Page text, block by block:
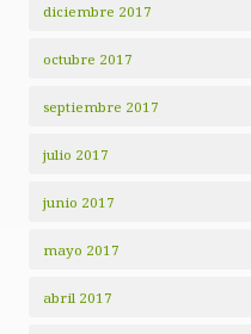
diciembre 2017
octubre 2017
septiembre 2017
julio 2017
junio 2017
mayo 2017
abril 2017